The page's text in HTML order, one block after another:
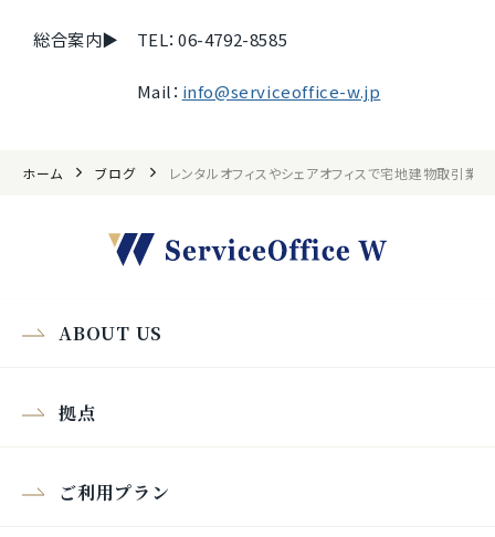
総合案内▶ TEL：06-4792-8585
Mail： info@serviceoffice-w.jp
ホーム ブログ レンタルオフィスやシェアオフィスで宅地建物取引業
ABOUT US
拠点
ご利用プラン